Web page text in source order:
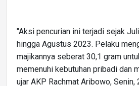
"Aksi pencurian ini terjadi sejak
hingga Agustus 2023. Pelaku
majikannya seberat 30,1 gram
memenuhi kebutuhan pribadi dan
ujar AKP Rachmat Aribowo, Senin,